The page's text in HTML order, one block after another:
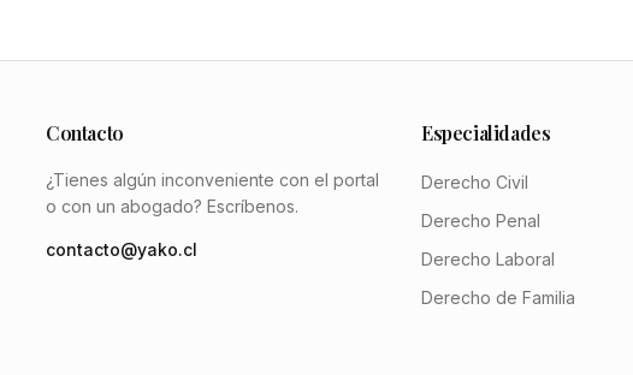
Contacto
¿Tienes algún inconveniente con el portal
o con un abogado? Escríbenos.
contacto@yako.cl
Especialidades
Derecho Civil
Derecho Penal
Derecho Laboral
Derecho de Familia